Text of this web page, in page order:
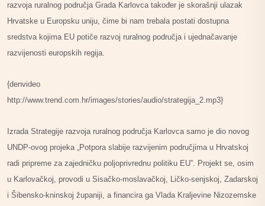
razvoja ruralnog područja Grada Karlovca također je skorašnji ulazak
Hrvatske u Europsku uniju, čime bi nam trebala postati dostupna
sredstva kojima EU potiče razvoj ruralnog područja i ujednačavanje
razvijenosti europskih regija.
{denvideo
http://www.trend.com.hr/images/stories/audio/strategija_2.mp3}
Izrada Strategije razvoja ruralnog područja Karlovca samo je dio novog
UNDP-ovog projeka „Potpora slabije razvijenim područjima u Hrvatskoj
radi pripreme za zajedničku poljoprivrednu politiku EU”. Projekt se, osim
u Karlovačkoj, provodi u Sisačko-moslavačkoj, Ličko-senjskoj, Zadarskoj
i Šibensko-kninskoj županiji, a financira ga Vlada Kraljevine Nizozemske